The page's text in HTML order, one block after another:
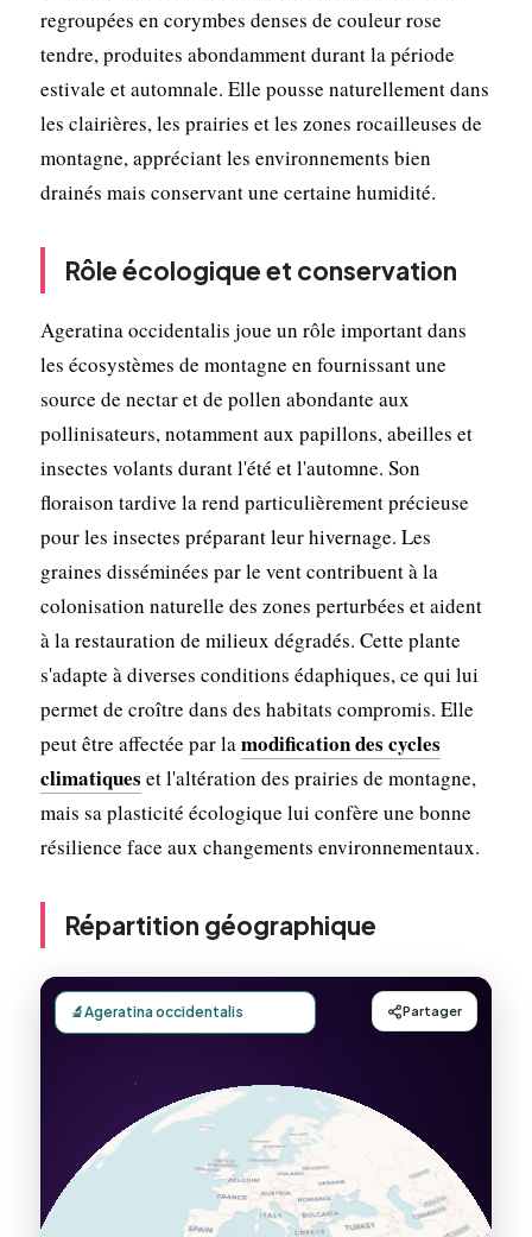
regroupées en corymbes denses de couleur rose
tendre, produites abondamment durant la période
estivale et automnale. Elle pousse naturellement dans
les clairières, les prairies et les zones rocailleuses de
montagne, appréciant les environnements bien
drainés mais conservant une certaine humidité.
Rôle écologique et conservation
Ageratina occidentalis joue un rôle important dans
les écosystèmes de montagne en fournissant une
source de nectar et de pollen abondante aux
pollinisateurs, notamment aux papillons, abeilles et
insectes volants durant l'été et l'automne. Son
floraison tardive la rend particulièrement précieuse
pour les insectes préparant leur hivernage. Les
graines disséminées par le vent contribuent à la
colonisation naturelle des zones perturbées et aident
à la restauration de milieux dégradés. Cette plante
s'adapte à diverses conditions édaphiques, ce qui lui
permet de croître dans des habitats compromis. Elle
peut être affectée par lamodification des cycles
climatiques et l'altération des prairies de montagne,
mais sa plasticité écologique lui confère une bonne
résilience face aux changements environnementaux.
Répartition géographique